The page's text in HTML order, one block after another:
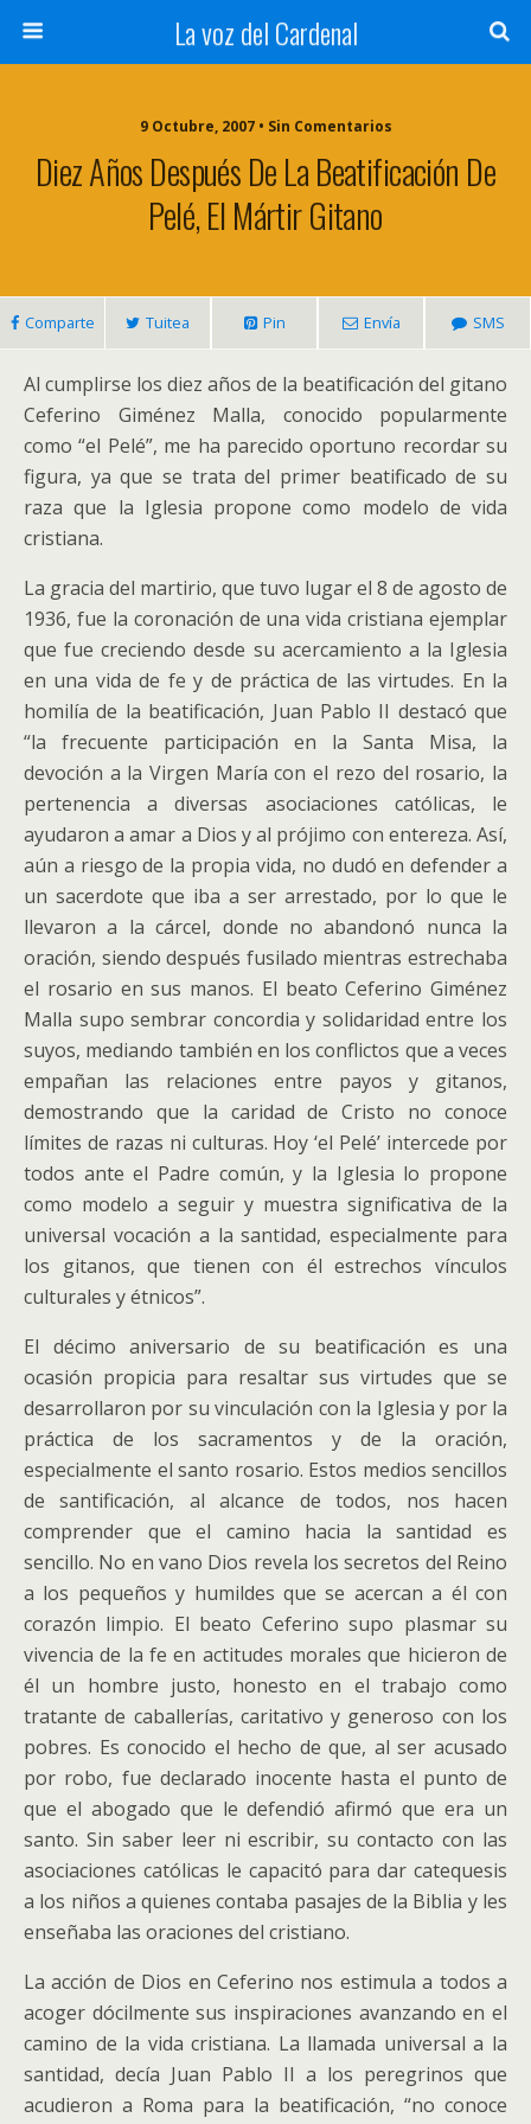
La voz del Cardenal
9 Octubre, 2007 • Sin Comentarios
Diez Años Después De La Beatificación De
Pelé, El Mártir Gitano
Comparte Tuitea Pin Envía SMS
Al cumplirse los diez años de la beatificación del gitano
Ceferino Giménez Malla, conocido popularmente
como “el Pelé”, me ha parecido oportuno recordar su
figura, ya que se trata del primer beatificado de su
raza que la Iglesia propone como modelo de vida
cristiana.
La gracia del martirio, que tuvo lugar el 8 de agosto de
1936, fue la coronación de una vida cristiana ejemplar
que fue creciendo desde su acercamiento a la Iglesia
en una vida de fe y de práctica de las virtudes. En la
homilía de la beatificación, Juan Pablo II destacó que
“la frecuente participación en la Santa Misa, la
devoción a la Virgen María con el rezo del rosario, la
pertenencia a diversas asociaciones católicas, le
ayudaron a amar a Dios y al prójimo con entereza. Así,
aún a riesgo de la propia vida, no dudó en defender a
un sacerdote que iba a ser arrestado, por lo que le
llevaron a la cárcel, donde no abandonó nunca la
oración, siendo después fusilado mientras estrechaba
el rosario en sus manos. El beato Ceferino Giménez
Malla supo sembrar concordia y solidaridad entre los
suyos, mediando también en los conflictos que a veces
empañan las relaciones entre payos y gitanos,
demostrando que la caridad de Cristo no conoce
límites de razas ni culturas. Hoy ‘el Pelé’ intercede por
todos ante el Padre común, y la Iglesia lo propone
como modelo a seguir y muestra significativa de la
universal vocación a la santidad, especialmente para
los gitanos, que tienen con él estrechos vínculos
culturales y étnicos”.
El décimo aniversario de su beatificación es una
ocasión propicia para resaltar sus virtudes que se
desarrollaron por su vinculación con la Iglesia y por la
práctica de los sacramentos y de la oración,
especialmente el santo rosario. Estos medios sencillos
de santificación, al alcance de todos, nos hacen
comprender que el camino hacia la santidad es
sencillo. No en vano Dios revela los secretos del Reino
a los pequeños y humildes que se acercan a él con
corazón limpio. El beato Ceferino supo plasmar su
vivencia de la fe en actitudes morales que hicieron de
él un hombre justo, honesto en el trabajo como
tratante de caballerías, caritativo y generoso con los
pobres. Es conocido el hecho de que, al ser acusado
por robo, fue declarado inocente hasta el punto de
que el abogado que le defendió afirmó que era un
santo. Sin saber leer ni escribir, su contacto con las
asociaciones católicas le capacitó para dar catequesis
a los niños a quienes contaba pasajes de la Biblia y les
enseñaba las oraciones del cristiano.
La acción de Dios en Ceferino nos estimula a todos a
acoger dócilmente sus inspiraciones avanzando en el
camino de la vida cristiana. La llamada universal a la
santidad, decía Juan Pablo II a los peregrinos que
acudieron a Roma para la beatificación, “no conoce